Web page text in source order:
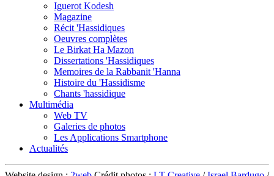
Iguerot Kodesh
Magazine
Récit 'Hassidiques
Oeuvres complètes
Le Birkat Ha Mazon
Dissertations 'Hassidiques
Memoires de la Rabbanit 'Hanna
Histoire du 'Hassidisme
Chants 'hassidique
Multimédia
Web TV
Galeries de photos
Les Applications Smartphone
Actualités